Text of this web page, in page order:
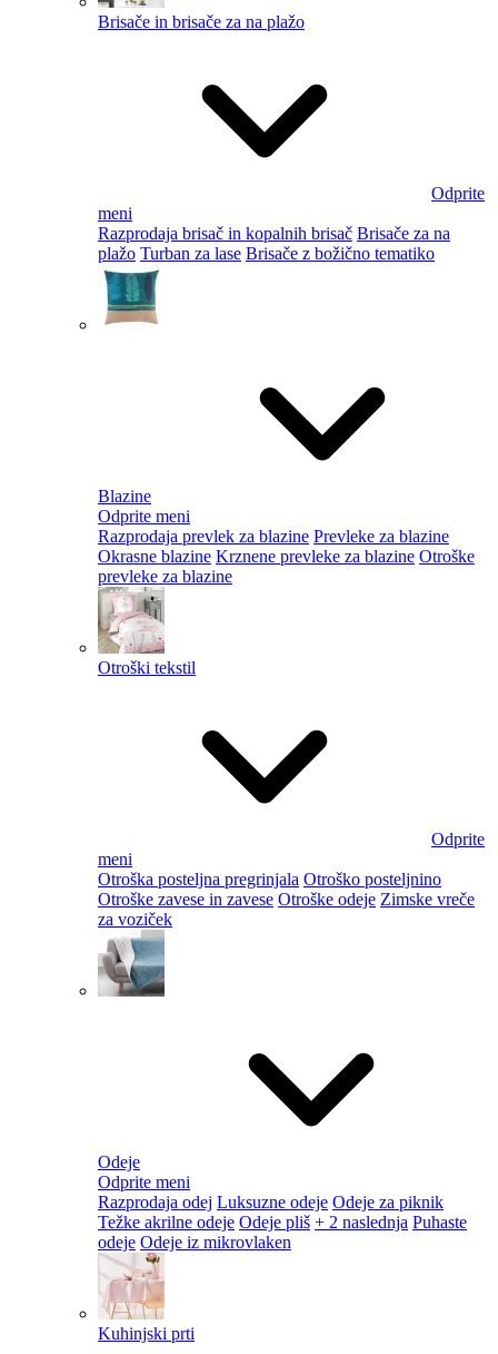
Brisače in brisače za na plažo
Odprite
meni
Razprodaja brisač in kopalnih brisač Brisače za na
plažo Turban za lase Brisače z božično tematiko
Blazine
Odprite meni
Razprodaja prevlek za blazine Prevleke za blazine
Okrasne blazine Krznene prevleke za blazine Otroške
prevleke za blazine
Otroški tekstil
Odprite
meni
Otroška posteljna pregrinjala Otroško posteljnino
Otroške zavese in zavese Otroške odeje Zimske vreče
za voziček
Odeje
Odprite meni
Razprodaja odej Luksuzne odeje Odeje za piknik
Težke akrilne odeje Odeje pliš + 2 naslednja Puhaste
odeje Odeje iz mikrovlaken
Kuhinjski prti